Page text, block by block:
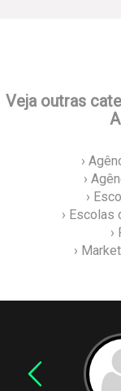
Veja outras
›
›
›
› Escolas
›
›